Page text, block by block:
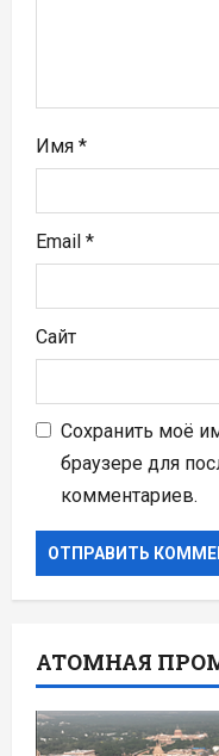
я
Имя *
Email *
Сайт
Сохранить моё
браузере для
комментариев.
АТОМНАЯ